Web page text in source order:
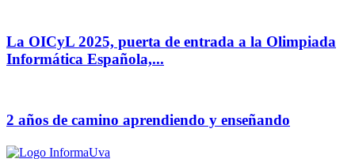
La OICyL 2025, puerta de entrada a la Olimpiada
Informática Española,...
2 años de camino aprendiendo y enseñando